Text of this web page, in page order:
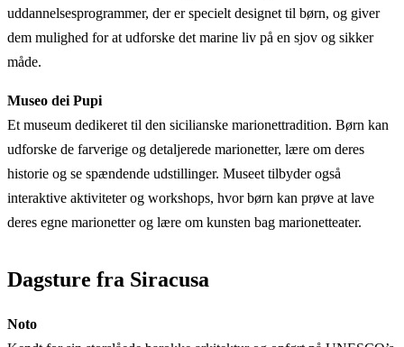
uddannelsesprogrammer, der er specielt designet til børn, og giver
dem mulighed for at udforske det marine liv på en sjov og sikker
måde.
Museo dei Pupi
Et museum dedikeret til den sicilianske marionettradition. Børn kan
udforske de farverige og detaljerede marionetter, lære om deres
historie og se spændende udstillinger. Museet tilbyder også
interaktive aktiviteter og workshops, hvor børn kan prøve at lave
deres egne marionetter og lære om kunsten bag marionetteater.
Dagsture fra Siracusa
Noto